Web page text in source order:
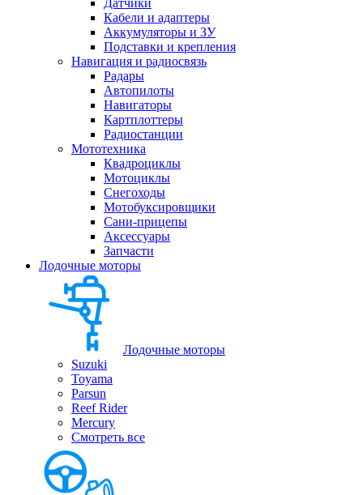
Датчики
Кабели и адаптеры
Аккумуляторы и ЗУ
Подставки и крепления
Навигация и радиосвязь
Радары
Автопилоты
Навигаторы
Картплоттеры
Радиостанции
Мототехника
Квадроциклы
Мотоциклы
Снегоходы
Мотобуксировщики
Сани-прицепы
Аксессуары
Запчасти
Лодочные моторы
Лодочные моторы
Suzuki
Toyama
Parsun
Reef Rider
Mercury
Смотреть все